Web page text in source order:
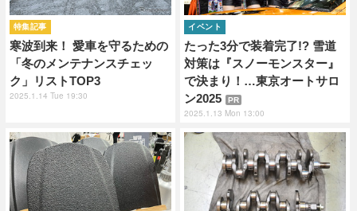
寒波到来！ 愛車を守るための
「冬のメンテナンスチェッ
ク」リストTOP3
特集記事
2025.1.14 Tue 19:30
たった3分で装着完了!? 雪道
対策は『スノーモンスター』
で決まり！…東京オートサロ
ン2025
PR
イベント
2025.1.13 Mon 13:00